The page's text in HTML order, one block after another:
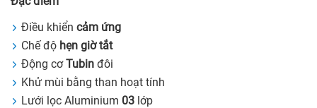
Điều khiển cảm ứng
Chế độ hẹn giờ tắt
Động cơTubin đôi
Khử mùi bằng than hoạt tính
Lưới lọc Aluminium 03 lớp